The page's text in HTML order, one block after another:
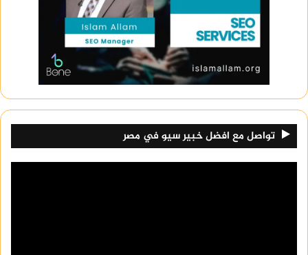
تواصل مع افضل خبير سيو في مصر